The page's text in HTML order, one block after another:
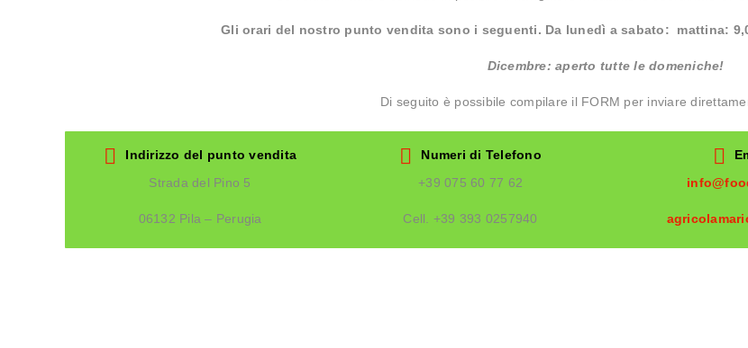
Gli orari del nostro punto vendita sono i seguenti. Da lunedì a sabato: mattina:
Dicembre: aperto tutte le domeniche!
Di seguito è possibile compilare il FORM per inviare
Indirizzo del punto vendita
Strada del Pino 5
06132 Pila – Perugia
Numeri di Telefono
+39 075 60 77 62
Cell. +39 393 0257940